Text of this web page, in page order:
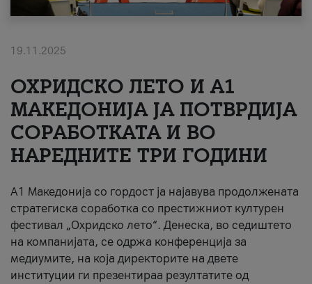
Надополни кредит
#ПодобарОнлајн
19.11.2025
ОХРИДСКО ЛЕТО И A1
МАКЕДОНИЈА ЈА ПОТВРДИЈА
СОРАБОТКАТА И ВО
НАРЕДНИТЕ ТРИ ГОДИНИ
A1 Македонија со гордост ја најавува продолжената
стратегиска соработка со престижниот културен
фестивал „Охридско лето“. Денеска, во седиштето
на компанијата, се одржа конференција за
медиумите, на која директорите на двете
институции ги презентираа резултатите од